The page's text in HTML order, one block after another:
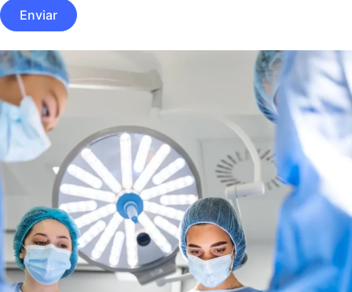
l
a
d
e
e
r
i
ó
*
Enviar